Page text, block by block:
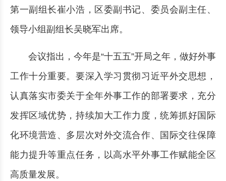
第一副组长崔小浩，区委副书记、委员会副主任、
领导小组副组长吴晓军出席。
会议指出，今年是“十五五”开局之年，做好外事
工作十分重要。要深入学习贯彻习近平外交思想，
认真落实市委关于全年外事工作的部署要求，充分
发挥区域优势，持续加大工作力度，统筹抓好国际
化环境营造、多层次对外交流合作、国际交往保障
能力提升等重点任务，以高水平外事工作赋能全区
高质量发展。